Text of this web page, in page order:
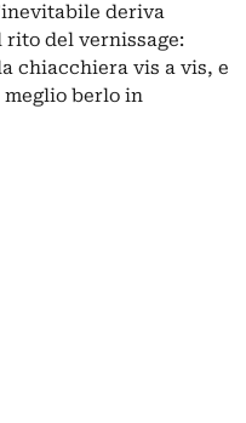
deriva
del vernissage:
chiacchiera vis a vis, e
meglio berlo in